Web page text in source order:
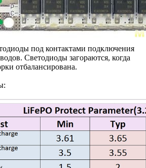
под контактами подключения
Светодиоды загораются, когда
отбалансирована.